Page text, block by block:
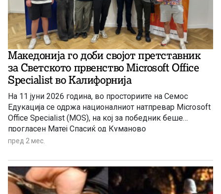
Македонија го доби својот претставник
за Светското првенство Microsoft Office
Specialist во Калифорнија
На 11 јуни 2026 година, во просториите на Семос
Едукација се одржа националниот натпревар Microsoft
Office Specialist (MOS), на кој за победник беше
прогласен Матеј Спасиќ од Куманово
пред 2 мес.